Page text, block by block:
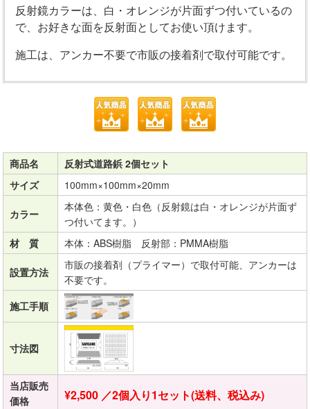
反射鏡カラーは、白・オレンジが片面ずつ付いているの
で、お好きな面を反射面としてお使い頂けます。
施工は、アンカー不要で市販の接着剤で取付可能です。
商品名
反射式道路鋲 2個セット
サイズ
100mm×100mm×20mm
カラー
本体色：黄色・白色（反射鏡は白・オレンジが片面ず
つ付いてます。）
材 質
本体：ABS樹脂 反射部：PMMA樹脂
設置方法
市販の接着剤（プライマー）で取付可能、アンカーは
不要です。
施工手順
寸法図
当店販売
価格
¥2,500 ／2個入り1セット(送料、税込み)